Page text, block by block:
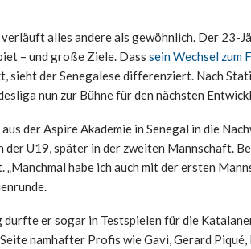
alles andere als gewöhnlich. Der 23-
– und große Ziele. Dass sein Wechsel zum
sieht der Senegalese differenziert. Nach
nun zur Bühne für den nächsten
der Aspire Akademie in Senegal in die
U19, später in der zweiten Mannschaft.
„Manchmal habe ich auch mit der ersten
er sogar in Testspielen für die
namhafter Profis wie Gavi, Gerard Piqué,